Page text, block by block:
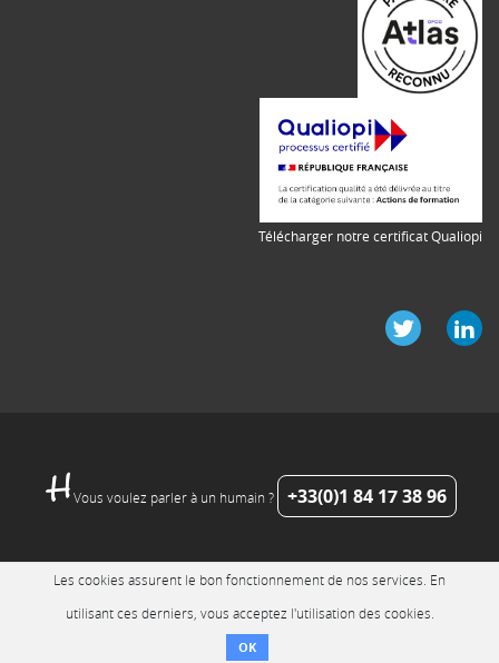
Télécharger notre certificat Qualiopi
Vous voulez parler à un humain ? +33(0)1 84 17 38 96
Les cookies assurent le bon fonctionnement de nos services. En
utilisant ces derniers, vous acceptez l'utilisation des cookies.
OK